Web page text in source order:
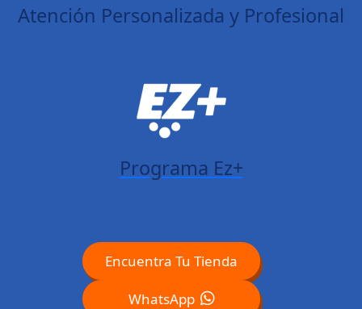
Atención Personalizada y Profesional
Programa Ez+
Encuentra Tu Tienda
WhatsApp